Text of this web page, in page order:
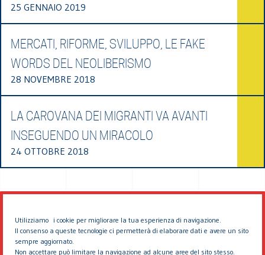
Utilizziamo i cookie per migliorare la tua esperienza di navigazione.
Il consenso a queste tecnologie ci permetterà di elaborare dati e avere un sito
sempre aggiornato.
Non accettare può limitare la navigazione ad alcune aree del sito stesso.
25 GENNAIO 2019
MERCATI, RIFORME, SVILUPPO, LE FAKE
WORDS DEL NEOLIBERISMO
28 NOVEMBRE 2018
LA CAROVANA DEI MIGRANTI VA AVANTI
INSEGUENDO UN MIRACOLO
24 OTTOBRE 2018